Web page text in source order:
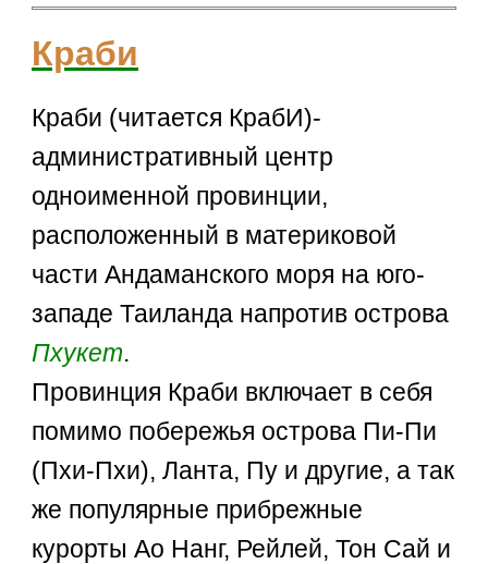
Краби
Краби (читается КрабИ)-
административный центр
одноименной провинции,
расположенный в материковой
части Андаманского моря на юго-
западе Таиланда напротив острова
Пхукет.
Провинция Краби включает в себя
помимо побережья острова Пи-Пи
(Пхи-Пхи), Ланта, Пу и другие, а так
же популярные прибрежные
курорты Ао Нанг, Рейлей, Тон Сай и